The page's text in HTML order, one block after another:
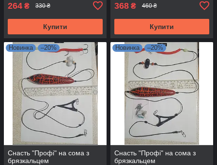
264 ₴ 330 ₴
Купити
368 ₴ 460 ₴
Купити
Новинка –20%
Снасть "Профі" на сома з
брязкальцем
Новинка –20%
Снасть "Профі" на сома з
брязкальцем